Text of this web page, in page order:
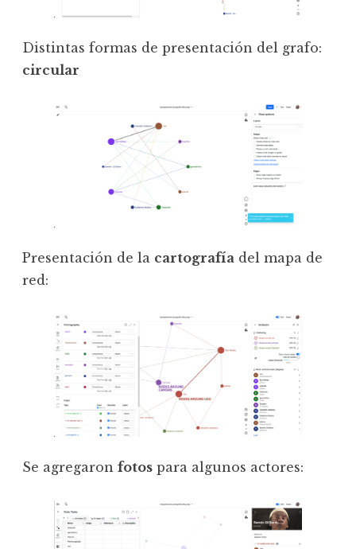
Distintas formas de presentación del grafo:
circular
Presentación de la cartografía del mapa de
red:
Se agregaron fotos para algunos actores: